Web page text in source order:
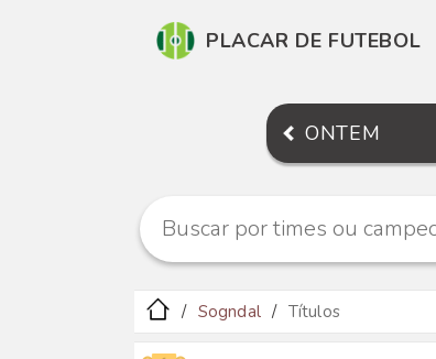
PLACAR DE FUTEBOL
ONTEM
Sogndal Títulos